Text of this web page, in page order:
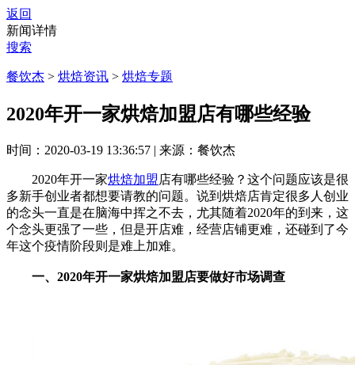
返回
新闻详情
搜索
餐饮杰 > 烘焙资讯 > 烘焙专题
2020年开一家烘焙加盟店有哪些经验
时间：2020-03-19 13:36:57 | 来源：餐饮杰
2020年开一家烘焙加盟店有哪些经验？这个问题应该是很
多新手创业者都想要请教的问题。说到烘焙店肯定很多人创业
的念头一直是在脑海中挥之不去，尤其随着2020年的到来，这
个念头更强了一些，但是开店难，经营店铺更难，还碰到了今
年这个疫情阶段则是难上加难。
一、2020年开一家烘焙加盟店要做好市场调查